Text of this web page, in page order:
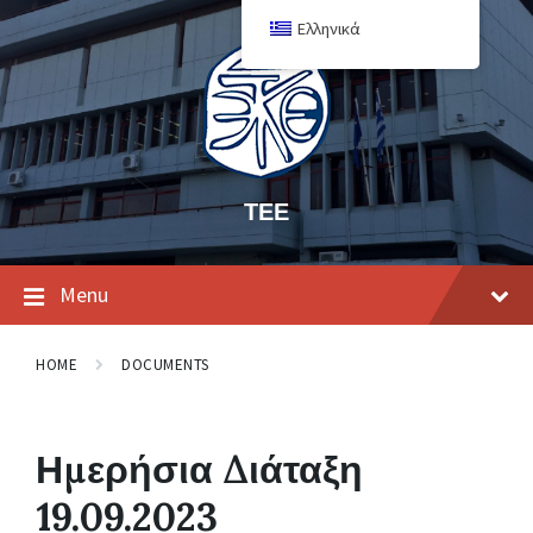
ΤΕΕ
Menu
HOME DOCUMENTS
Ημερήσια Διάταξη
19.09.2023
Ελληνικά